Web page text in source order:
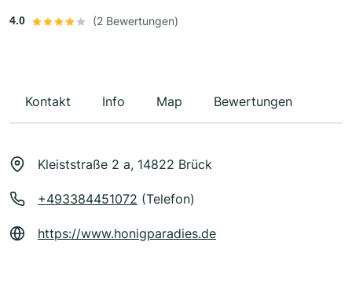
4.0 (2 Bewertungen)
Kontakt Info Map Bewertungen
Kleiststraße 2 a, 14822 Brück
+493384451072 (Telefon)
https://www.honigparadies.de